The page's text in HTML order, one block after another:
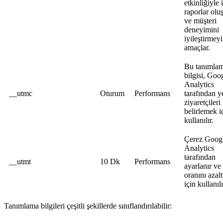
etkinliğiyle
raporlar
ve müşteri
deneyimini
iyileştirmeyi
amaçlar.
__utmc Oturum Performans
Bu
bilgisi,
Analytics
tarafından
ziyaretçileri
belirlemek
kullanılır.
__utmt 10 Dk Performans
Çerez
Analytics
tarafından
ayarlanır
oranını
için
Tanımlama bilgileri çeşitli şekillerde sınıflandırılabilir: